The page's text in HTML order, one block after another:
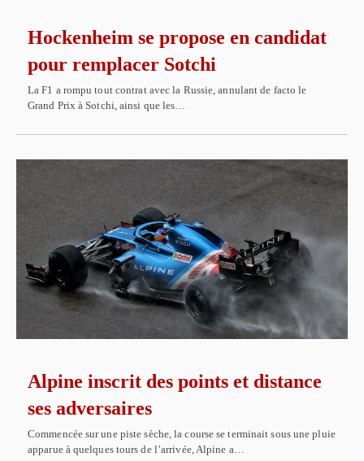
Hockenheim se propose en candidat
pour remplacer Sotchi
La F1 a rompu tout contrat avec la Russie, annulant de facto le
Grand Prix à Sotchi, ainsi que les…
Alpine inscrit des points et distance
ses adversaires
Commencée sur une piste sèche, la course se terminait sous une pluie
apparue à quelques tours de l’arrivée, Alpine a…